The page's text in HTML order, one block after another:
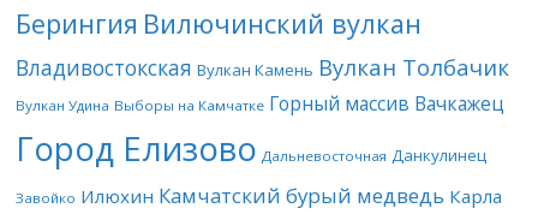
Берингия Вилючинский вулкан
Владивостокская Вулкан Камень Вулкан Толбачик
Вулкан Удина Выборы на Камчатке Горный массив Вачкажец
Город Елизово Дальневосточная Данкулинец
Завойко Илюхин Камчатский бурый медведь Карла